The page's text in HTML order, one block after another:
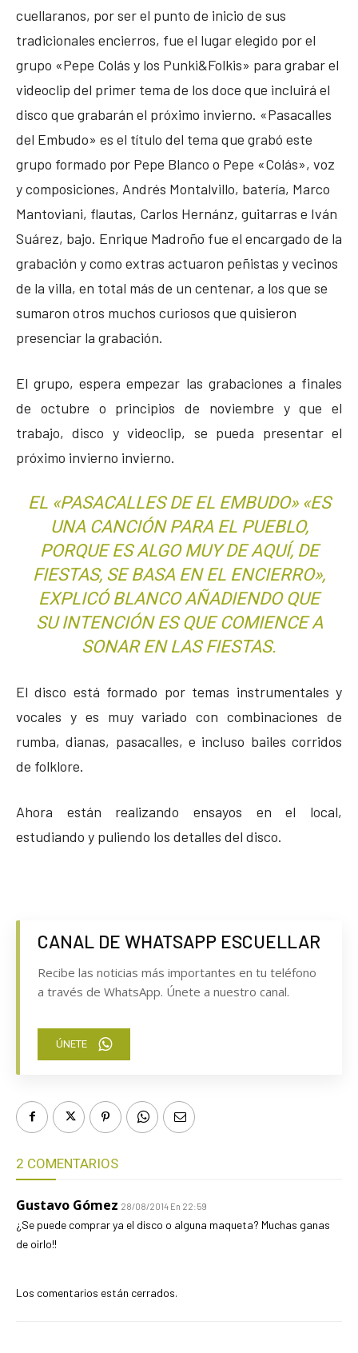
cuellaranos, por ser el punto de inicio de sus
tradicionales encierros, fue el lugar elegido por el
grupo «Pepe Colás y los Punki&Folkis» para grabar el
videoclip del primer tema de los doce que incluirá el
disco que grabarán el próximo invierno. «Pasacalles
del Embudo» es el título del tema que grabó este
grupo formado por Pepe Blanco o Pepe «Colás», voz
y composiciones, Andrés Montalvillo, batería, Marco
Mantoviani, flautas, Carlos Hernánz, guitarras e Iván
Suárez, bajo. Enrique Madroño fue el encargado de la
grabación y como extras actuaron peñistas y vecinos
de la villa, en total más de un centenar, a los que se
sumaron otros muchos curiosos que quisieron
presenciar la grabación.
El grupo, espera empezar las grabaciones a finales
de octubre o principios de noviembre y que el
trabajo, disco y videoclip, se pueda presentar el
próximo invierno invierno.
EL «PASACALLES DE EL EMBUDO» «ES
UNA CANCIÓN PARA EL PUEBLO,
PORQUE ES ALGO MUY DE AQUÍ, DE
FIESTAS, SE BASA EN EL ENCIERRO»,
EXPLICÓ BLANCO AÑADIENDO QUE
SU INTENCIÓN ES QUE COMIENCE A
SONAR EN LAS FIESTAS.
El disco está formado por temas instrumentales y
vocales y es muy variado con combinaciones de
rumba, dianas, pasacalles, e incluso bailes corridos
de folklore.
Ahora están realizando ensayos en el local,
estudiando y puliendo los detalles del disco.
CANAL DE WHATSAPP ESCUELLAR
Recibe las noticias más importantes en tu teléfono
a través de WhatsApp. Únete a nuestro canal.
ÚNETE
2 COMENTARIOS
Gustavo Gómez 28/08/2014 En 22:59
¿Se puede comprar ya el disco o alguna maqueta? Muchas ganas
de oirlo!!
Los comentarios están cerrados.